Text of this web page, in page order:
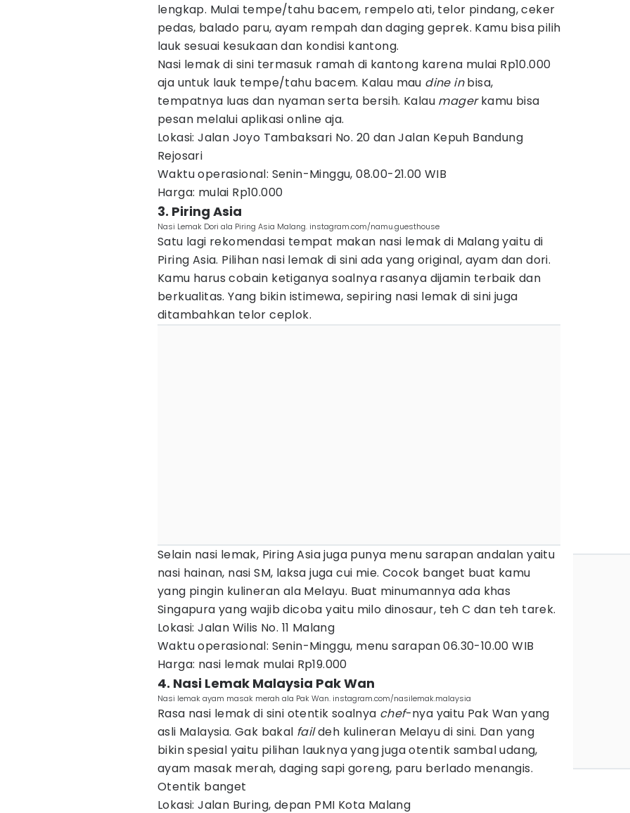
lengkap. Mulai tempe/tahu bacem, rempelo ati, telor pindang, ceker
pedas, balado paru, ayam rempah dan daging geprek. Kamu bisa pilih
lauk sesuai kesukaan dan kondisi kantong.
Nasi lemak di sini termasuk ramah di kantong karena mulai Rp10.000
aja untuk lauk tempe/tahu bacem. Kalau mau dine inbisa,
tempatnya luas dan nyaman serta bersih. Kalau magerkamu bisa
pesan melalui aplikasi online aja.
Lokasi: Jalan Joyo Tambaksari No. 20 dan Jalan Kepuh Bandung
Rejosari
Waktu operasional: Senin-Minggu, 08.00-21.00 WIB
Harga: mulai Rp10.000
3. Piring Asia
Nasi Lemak Dori ala Piring Asia Malang. instagram.com/namu.guesthouse
Satu lagi rekomendasi tempat makan nasi lemak di Malang yaitu di
Piring Asia. Pilihan nasi lemak di sini ada yang original, ayam dan dori.
Kamu harus cobain ketiganya soalnya rasanya dijamin terbaik dan
berkualitas. Yang bikin istimewa, sepiring nasi lemak di sini juga
ditambahkan telor ceplok.
Selain nasi lemak, Piring Asia juga punya menu sarapan andalan yaitu
nasi hainan, nasi SM, laksa juga cui mie. Cocok banget buat kamu
yang pingin kulineran ala Melayu. Buat minumannya ada khas
Singapura yang wajib dicoba yaitu milo dinosaur, teh C dan teh tarek.
Lokasi: Jalan Wilis No. 11 Malang
Waktu operasional: Senin-Minggu, menu sarapan 06.30-10.00 WIB
Harga: nasi lemak mulai Rp19.000
4. Nasi Lemak Malaysia Pak Wan
Nasi lemak ayam masak merah ala Pak Wan. instagram.com/nasilemak.malaysia
Rasa nasi lemak di sini otentik soalnya chef-nya yaitu Pak Wan yang
asli Malaysia. Gak bakal faildeh kulineran Melayu di sini. Dan yang
bikin spesial yaitu pilihan lauknya yang juga otentik sambal udang,
ayam masak merah, daging sapi goreng, paru berlado menangis.
Otentik banget
Lokasi: Jalan Buring, depan PMI Kota Malang